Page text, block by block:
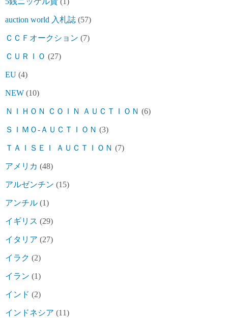
auction world 入札誌 (57)
ＣＣＦオークション (7)
ＣＵＲＩＯ (27)
EU (4)
NEW (10)
ＮＩＨＯＮ ＣＯＩＮ ＡＵＣＴＩＯＮ (6)
ＳＩＭＯ-ＡＵＣＴＩＯＮ (3)
ＴＡＩＳＥＩ ＡＵＣＴＩＯＮ (7)
アメリカ (48)
アルゼンチン (15)
アンチル (1)
イギリス (29)
イタリア (27)
イラク (2)
イラン (1)
インド (2)
インドネシア (11)